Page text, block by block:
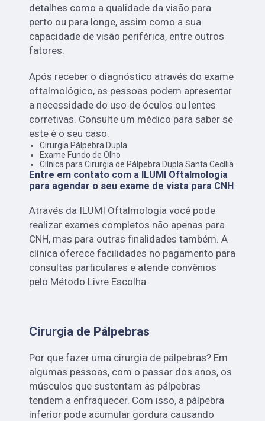
detalhes como a qualidade da visão para
perto ou para longe, assim como a sua
capacidade de visão periférica, entre outros
fatores.
Após receber o diagnóstico através do exame
oftalmológico, as pessoas podem apresentar
a necessidade do uso de óculos ou lentes
corretivas. Consulte um médico para saber se
este é o seu caso.
Cirurgia Pálpebra Dupla
Exame Fundo de Olho
Clínica para Cirurgia de Pálpebra Dupla Santa Cecília
Entre em contato com a ILUMI Oftalmologia
para agendar o seu exame de vista para CNH
Através da ILUMI Oftalmologia você pode
realizar exames completos não apenas para
CNH, mas para outras finalidades também. A
clínica oferece facilidades no pagamento para
consultas particulares e atende convênios
pelo Método Livre Escolha.
Cirurgia de Pálpebras
Por que fazer uma cirurgia de pálpebras? Em
algumas pessoas, com o passar dos anos, os
músculos que sustentam as pálpebras
tendem a enfraquecer. Com isso, a pálpebra
inferior pode acumular gordura causando